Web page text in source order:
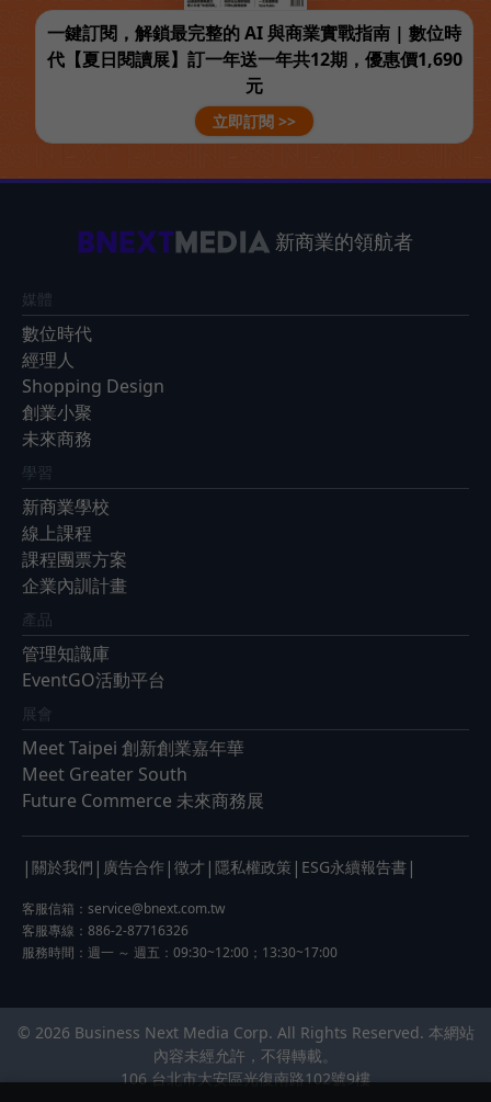
一鍵訂閱，解鎖最完整的 AI 與商業實戰指南 | 數位時
代【夏日閱讀展】訂一年送一年共12期，優惠價1,690
元
立即訂閱 >>
新商業的領航者
媒體
數位時代
經理人
Shopping Design
創業小聚
未來商務
學習
新商業學校
線上課程
課程團票方案
企業內訓計畫
產品
管理知識庫
EventGO活動平台
展會
Meet Taipei 創新創業嘉年華
Meet Greater South
Future Commerce 未來商務展
| 關於我們 | 廣告合作 | 徵才 | 隱私權政策 | ESG永續報告書 |
客服信箱： service@bnext.com.tw
客服專線：886-2-87716326
服務時間：週一 ～ 週五：09:30~12:00；13:30~17:00
© 2026 Business Next Media Corp. All Rights Reserved. 本網站
內容未經允許，不得轉載。
106 台北市大安區光復南路102號9樓